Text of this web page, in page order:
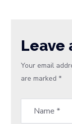
Leave
Your email
are marked*